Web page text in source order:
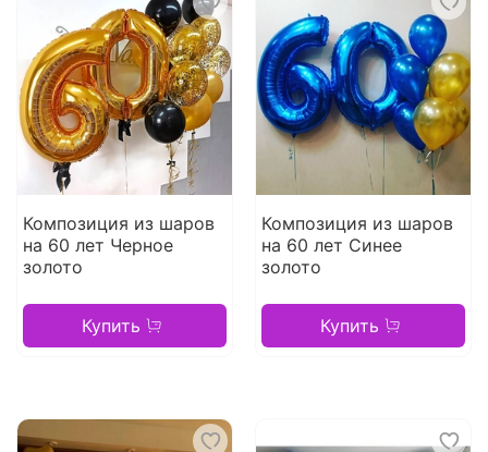
Композиция из шаров
на 60 лет Черное
золото
Купить
Композиция из шаров
на 60 лет Синее
золото
Купить